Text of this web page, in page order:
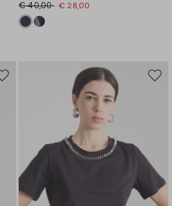
€ 40,00 € 28,00
Sposta